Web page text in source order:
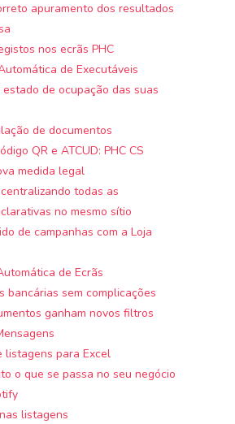
apuramento dos resultados
nos ecrãs PHC
de Executáveis
de ocupação das suas
de documentos
QR e ATCUD: PHC CS
medida legal
todas as
no mesmo sítio
de campanhas com a Loja
de Ecrãs
bancárias sem complicações
ganham novos filtros
listagens para Excel
o que se passa no seu negócio
listagens